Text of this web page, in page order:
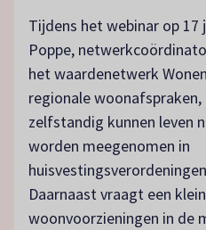
Tijdens het webinar op
Poppe,
het waardenetwerk
regionale
zelfstandig kunnen leven
worden meegenomen in
Daarnaast vraagt een
woonvoorzieningen in de